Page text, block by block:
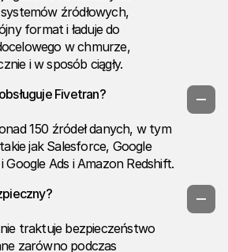
źródłowych,
format i ładuje do
w chmurze,
i w sposób ciągły.
Fivetran?
150 źródeł danych, w tym
jak Salesforce, Google
Google Ads i Amazon Redshift.
traktuje bezpieczeństwo
zarówno podczas